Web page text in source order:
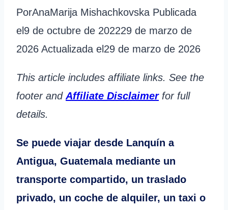
PorAnaMarija Mishachkovska Publicada
el 9 de octubre de 202229 de marzo de
2026 Actualizada el 29 de marzo de 2026
This article includes affiliate links. See the
footer and Affiliate Disclaimerfor full
details.
Se puede viajar desde Lanquín a
Antigua, Guatemala mediante un
transporte compartido, un traslado
privado, un coche de alquiler, un taxi o